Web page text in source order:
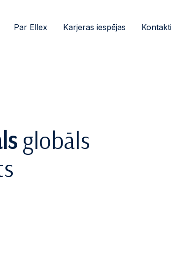
Par Ellex Karjeras iespējas Kontakti
globāls